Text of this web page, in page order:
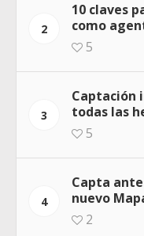
2
10 claves
como
5
3
Captación
todas las
5
4
Capta
nuevo
2